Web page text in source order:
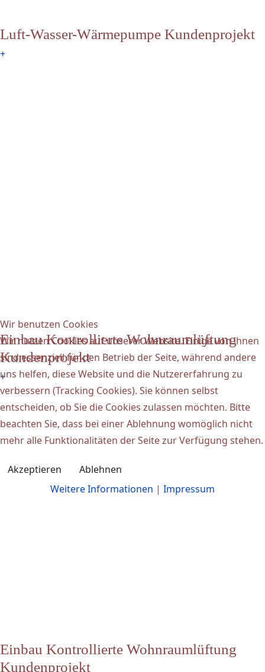
Luft-Wasser-Wärmepumpe Kundenprojekt
+
Einbau Kontrollierte Wohnraumlüftung
Kundenprojekt
+
Einbau Kontrollierte Wohnraumlüftung
Kundenprojekt
Wir benutzen Cookies
Wir nutzen Cookies auf unserer Website. Einige von ihnen
sind essenziell für den Betrieb der Seite, während andere
uns helfen, diese Website und die Nutzererfahrung zu
verbessern (Tracking Cookies). Sie können selbst
entscheiden, ob Sie die Cookies zulassen möchten. Bitte
beachten Sie, dass bei einer Ablehnung womöglich nicht
mehr alle Funktionalitäten der Seite zur Verfügung stehen.
Akzeptieren
Ablehnen
Weitere Informationen | Impressum